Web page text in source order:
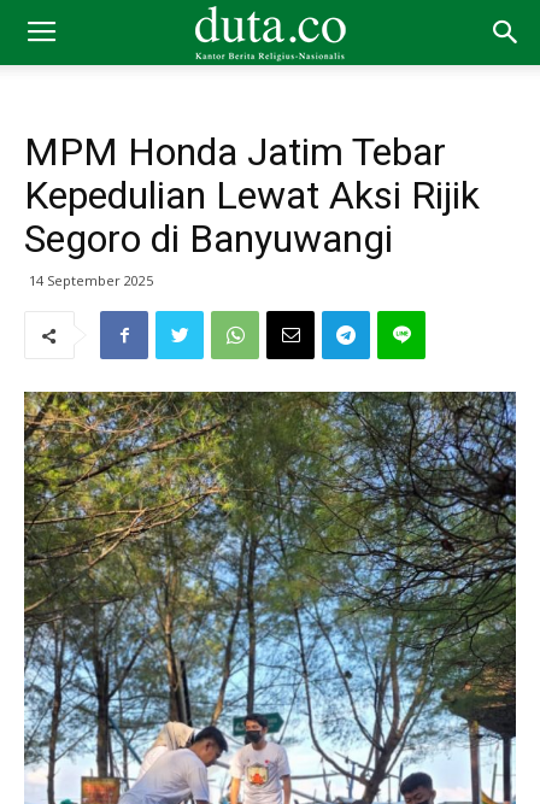
MPM Honda Jatim Tebar
Kepedulian Lewat Aksi Rijik
Segoro di Banyuwangi
14 September 2025